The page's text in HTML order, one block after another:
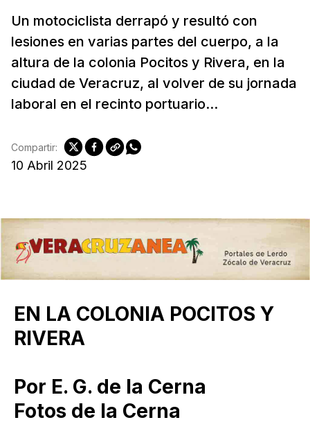
Un motociclista derrapó y resultó con
lesiones en varias partes del cuerpo, a la
altura de la colonia Pocitos y Rivera, en la
ciudad de Veracruz, al volver de su jornada
laboral en el recinto portuario...
10 Abril 2025
Compartir:
EN LA COLONIA POCITOS Y
RIVERA
Por E. G. de la Cerna
Fotos de la Cerna